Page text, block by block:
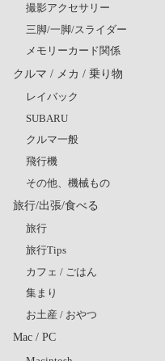
撮影アクセサリー
三脚/一脚/スライダー
メモリーカード関係
クルマ / メカ / 乗り物
レイバック
SUBARU
クルマ一般
飛行機
その他、機械もの
旅行/出張/食べる
旅行
旅行Tips
カフェ / ごはん
集まり
お土産 / おやつ
Mac / PC